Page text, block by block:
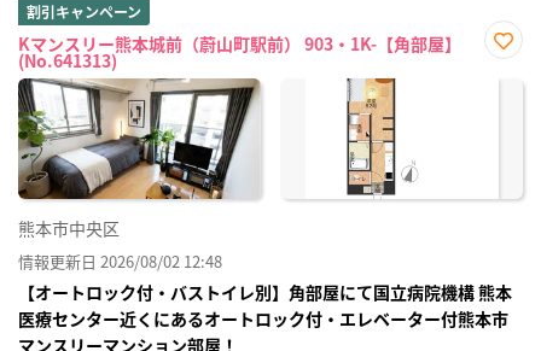
割引キャンペーン
Kマンスリー熊本城前（蔚山町駅前） 903・1K-【角部屋】
(No.641313)
に入
熊本市中央区
情報更新日 2026/08/02 12:48
【オートロック付・バストイレ別】角部屋にて国立病院機構 熊本
医療センター近くにあるオートロック付・エレベーター付熊本市
マンスリーマンション部屋！